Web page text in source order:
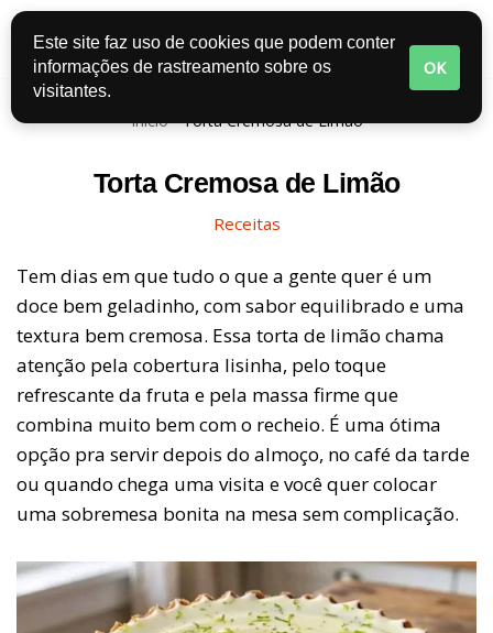
Pular
para
o
Início-Torta Cremosa de Limão
Torta Cremosa de Limão
Receitas
Tem dias em que tudo o que a gente quer é um
doce bem geladinho, com sabor equilibrado e uma
textura bem cremosa. Essa torta de limão chama
atenção pela cobertura lisinha, pelo toque
refrescante da fruta e pela massa firme que
combina muito bem com o recheio. É uma ótima
opção pra servir depois do almoço, no café da tarde
ou quando chega uma visita e você quer colocar
uma sobremesa bonita na mesa sem complicação.
Este site faz uso de cookies que podem conter
informações de rastreamento sobre os
visitantes.
OK